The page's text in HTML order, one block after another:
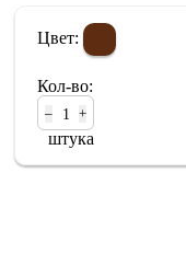
Цвет:
Кол-во:
– +
штука